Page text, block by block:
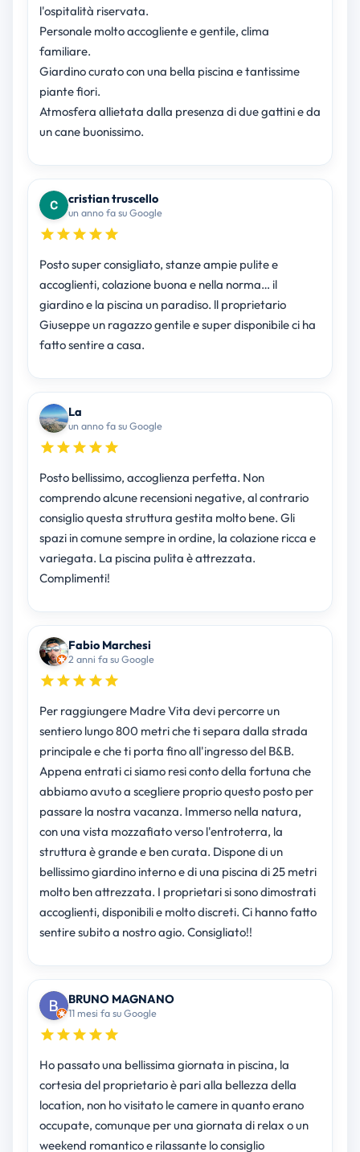
l'ospitalità riservata.
Personale molto accogliente e gentile, clima
familiare.
Giardino curato con una bella piscina e tantissime
piante fiori.
Atmosfera allietata dalla presenza di due gattini e da
un cane buonissimo.
cristian truscello
un anno fa su Google
Posto super consigliato, stanze ampie pulite e
accoglienti, colazione buona e nella norma… il
giardino e la piscina un paradiso. ll proprietario
Giuseppe un ragazzo gentile e super disponibile ci ha
fatto sentire a casa.
La
un anno fa su Google
Posto bellissimo, accoglienza perfetta. Non
comprendo alcune recensioni negative, al contrario
consiglio questa struttura gestita molto bene. Gli
spazi in comune sempre in ordine, la colazione ricca e
variegata. La piscina pulita è attrezzata.
Complimenti!
Fabio Marchesi
2 anni fa su Google
Per raggiungere Madre Vita devi percorre un
sentiero lungo 800 metri che ti separa dalla strada
principale e che ti porta fino all'ingresso del B&B.
Appena entrati ci siamo resi conto della fortuna che
abbiamo avuto a scegliere proprio questo posto per
passare la nostra vacanza. Immerso nella natura,
con una vista mozzafiato verso l'entroterra, la
struttura è grande e ben curata. Dispone di un
bellissimo giardino interno e di una piscina di 25 metri
molto ben attrezzata. I proprietari si sono dimostrati
accoglienti, disponibili e molto discreti. Ci hanno fatto
sentire subito a nostro agio. Consigliato!!
BRUNO MAGNANO
11 mesi fa su Google
Ho passato una bellissima giornata in piscina, la
cortesia del proprietario è pari alla bellezza della
location, non ho visitato le camere in quanto erano
occupate, comunque per una giornata di relax o un
weekend romantico e rilassante lo consiglio